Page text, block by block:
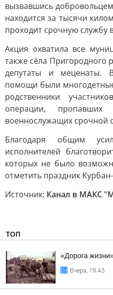
вызвавшись
находится за тысячи
проходит срочную службу
Акция охватила все
также сёла Пригородного
депутаты и меценаты.
помощи были
родственники
операции,
военнослужащих срочной
Благодаря общим
исполнителей
которых не было
отметить праздник
Источник: Канал в МАКС
ТОП
«Дорога
Вчера, 19:43